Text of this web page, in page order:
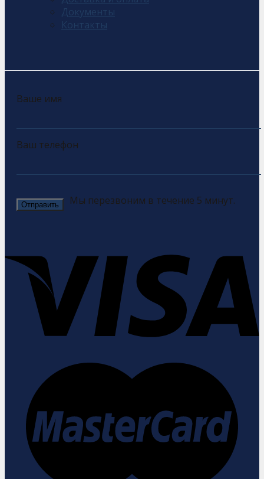
Документы
Контакты
Ваше имя
Ваш телефон
Мы перезвоним в течение 5 минут.